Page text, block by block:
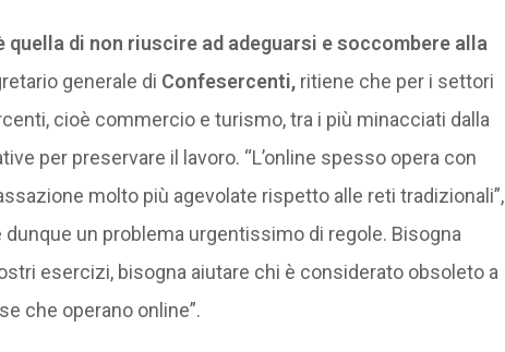
di non riuscire ad adeguarsi e soccombere alla
generale di Confesercenti,ritiene che per i settori
cioè commercio e turismo, tra i più minacciati dalla
per preservare il lavoro. “L’online spesso opera con
molto più agevolate rispetto alle reti tradizionali”,
dunque un problema urgentissimo di regole. Bisogna
esercizi, bisogna aiutare chi è considerato obsoleto a
che operano online”.